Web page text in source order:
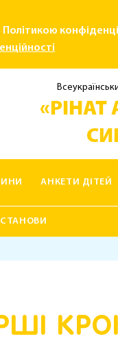
Політикою
АНКЕТИ ДІТЕЙ